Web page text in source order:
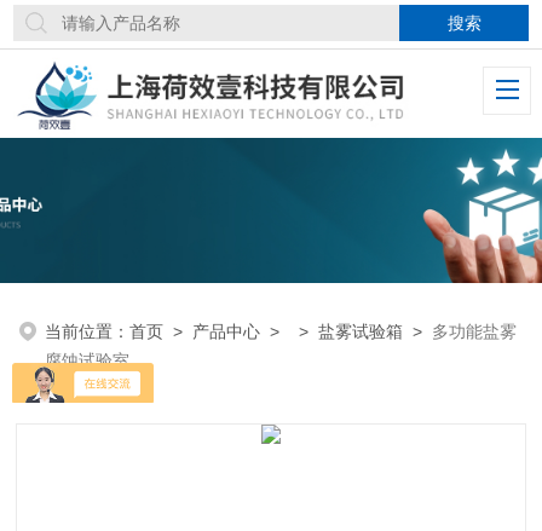
当前位置：首页 > 产品中心 > >盐雾试验箱 > 多功能盐雾
腐蚀试验室